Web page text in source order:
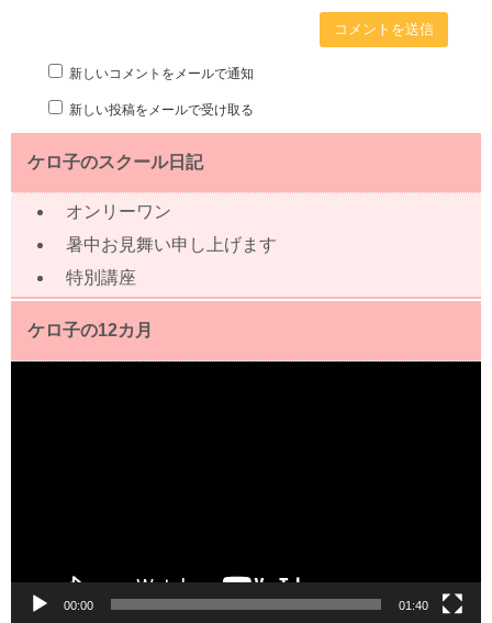
新しいコメントをメールで通知
新しい投稿をメールで受け取る
ケロ子のスクール日記
オンリーワン
暑中お見舞い申し上げます
特別講座
ケロ子の12カ月
00:00 01:40